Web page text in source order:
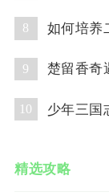
8 如何培养
9
10
精选攻略